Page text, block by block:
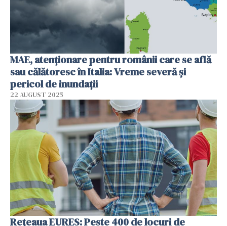
MAE, atenționare pentru românii care se află
sau călătoresc în Italia: Vreme severă și
pericol de inundații
22 AUGUST 2025
Rețeaua EURES: Peste 400 de locuri de